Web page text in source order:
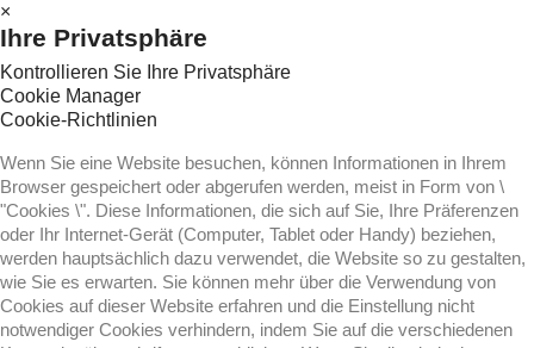
×
Ihre Privatsphäre
Kontrollieren Sie Ihre Privatsphäre
Cookie Manager
Cookie-Richtlinien
Wenn Sie eine Website besuchen, können Informationen in Ihrem
Browser gespeichert oder abgerufen werden, meist in Form von \
"Cookies \". Diese Informationen, die sich auf Sie, Ihre Präferenzen
oder Ihr Internet-Gerät (Computer, Tablet oder Handy) beziehen,
werden hauptsächlich dazu verwendet, die Website so zu gestalten,
wie Sie es erwarten. Sie können mehr über die Verwendung von
Cookies auf dieser Website erfahren und die Einstellung nicht
notwendiger Cookies verhindern, indem Sie auf die verschiedenen